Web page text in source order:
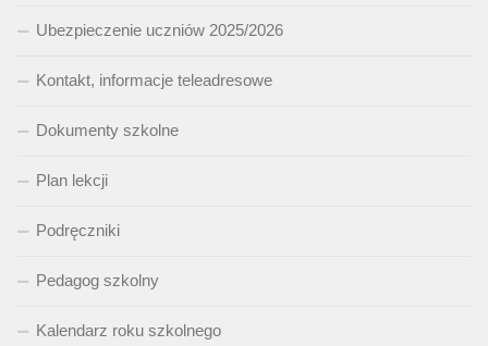
Ubezpieczenie uczniów 2025/2026
Kontakt, informacje teleadresowe
Dokumenty szkolne
Plan lekcji
Podręczniki
Pedagog szkolny
Kalendarz roku szkolnego